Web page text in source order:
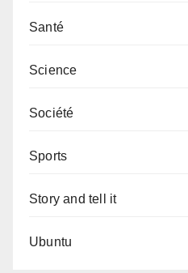
Santé
Science
Société
Sports
Story and tell it
Ubuntu